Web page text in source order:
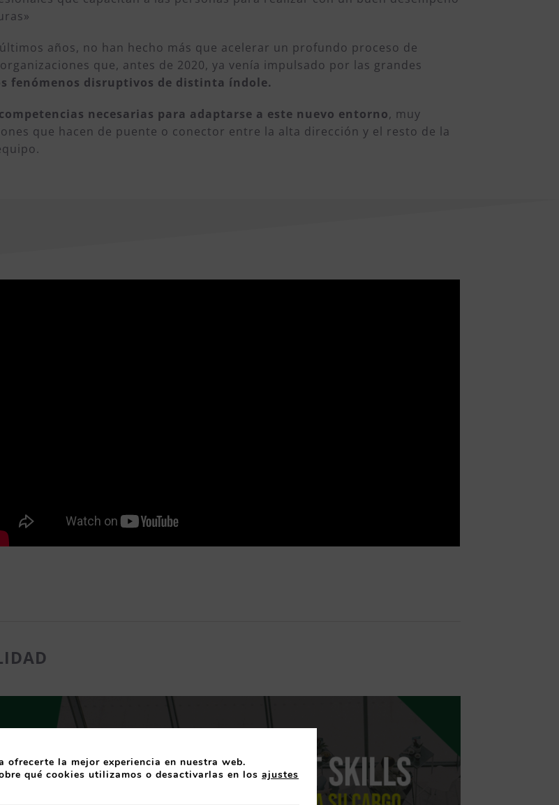
años, no han hecho más que acelerar un profundo proceso de
que, antes de 2020, ya venía impulsado por las grandes
fenómenos disruptivos de distinta índole.
necesarias para adaptarse a este nuevo entorno, muy
que hacen de puente o conector entre la alta dirección y el resto de la
ofrecerte la mejor experiencia en nuestra web.
qué cookies utilizamos o desactivarlas en los ajustes